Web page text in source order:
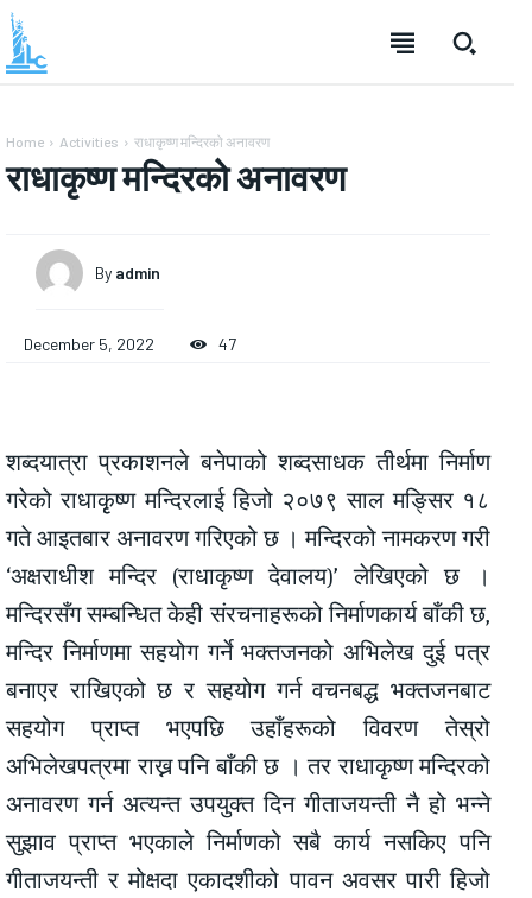
Home Activities राधाकृष्ण मन्दिरको अनावरण
राधाकृष्ण मन्दिरको अनावरण
By admin
December 5, 2022 47
शब्दयात्रा प्रकाशनले बनेपाको शब्दसाधक तीर्थमा निर्माण
गरेको राधाकृृष्ण मन्दिरलाई हिजो २०७९ साल मङ्सिर १८
गते आइतबार अनावरण गरिएको छ । मन्दिरको नामकरण गरी
‘अक्षराधीश मन्दिर (राधाकृष्ण देवालय)’ लेखिएको छ ।
मन्दिरसँग सम्बन्धित केही संरचनाहरूको निर्माणकार्य बाँकी छ,
मन्दिर निर्माणमा सहयोग गर्ने भक्तजनको अभिलेख दुई पत्र
बनाएर राखिएको छ र सहयोग गर्न वचनबद्ध भक्तजनबाट
सहयोग प्राप्त भएपछि उहाँहरूको विवरण तेस्रो
अभिलेखपत्रमा राख्न पनि बाँकी छ । तर राधाकृष्ण मन्दिरको
अनावरण गर्न अत्यन्त उपयुक्त दिन गीताजयन्ती नै हो भन्ने
सुझाव प्राप्त भएकाले निर्माणको सबै कार्य नसकिए पनि
गीताजयन्ती र मोक्षदा एकादशीको पावन अवसर पारी हिजो